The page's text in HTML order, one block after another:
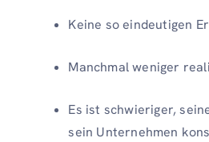
Keine so eindeutigen
Manchmal weniger
Es ist schwieriger,
sein Unternehmen